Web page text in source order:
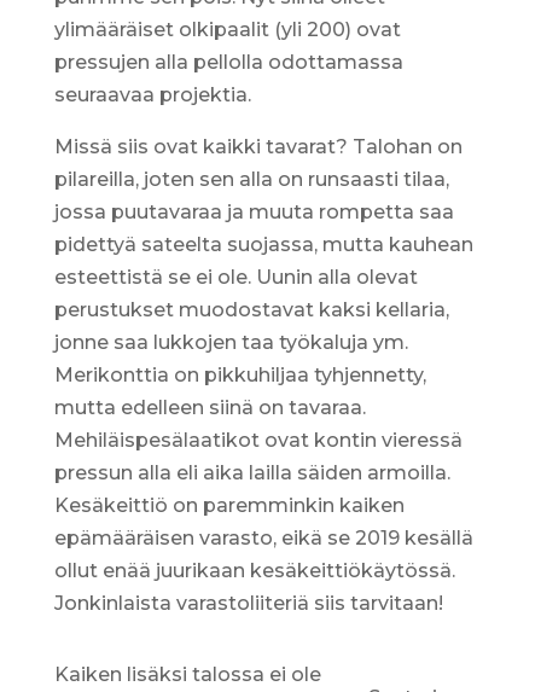
ylimääräiset olkipaalit (yli 200) ovat
pressujen alla pellolla odottamassa
seuraavaa projektia.
Missä siis ovat kaikki tavarat? Talohan on
pilareilla, joten sen alla on runsaasti tilaa,
jossa puutavaraa ja muuta rompetta saa
pidettyä sateelta suojassa, mutta kauhean
esteettistä se ei ole. Uunin alla olevat
perustukset muodostavat kaksi kellaria,
jonne saa lukkojen taa työkaluja ym.
Merikonttia on pikkuhiljaa tyhjennetty,
mutta edelleen siinä on tavaraa.
Mehiläispesälaatikot ovat kontin vieressä
pressun alla eli aika lailla säiden armoilla.
Kesäkeittiö on paremminkin kaiken
epämääräisen varasto, eikä se 2019 kesällä
ollut enää juurikaan kesäkeittiökäytössä.
Jonkinlaista varastoliiteriä siis tarvitaan!
Kaiken lisäksi talossa ei ole